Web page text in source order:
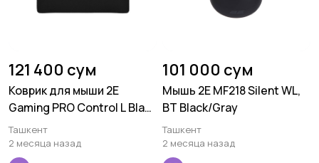
121 400 сум
Коврик для мыши 2E
Gaming PRO Control L Black
(450*400*3 мм)
Ташкент
2 месяца назад
101 000 сум
Мышь 2E MF218 Silent WL,
BT Black/Gray
Ташкент
2 месяца назад